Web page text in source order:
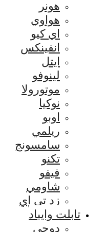
هونر
هواوي
اي كيو
انفينكس
ايتل
لينوفو
موتورولا
نوكيا
اوبو
ريلمي
سامسونج
تكنو
فيفو
شاومي
زد تي إي
تابلت وايباد
دوجى